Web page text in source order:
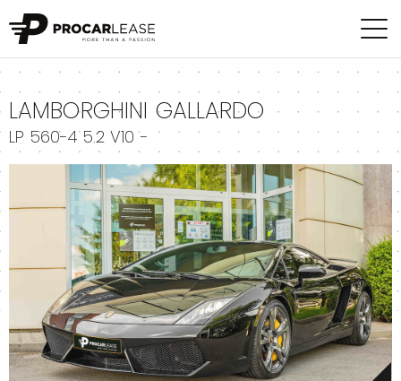
LAMBORGHINI GALLARDO
LP 560-4 5.2 V10 -